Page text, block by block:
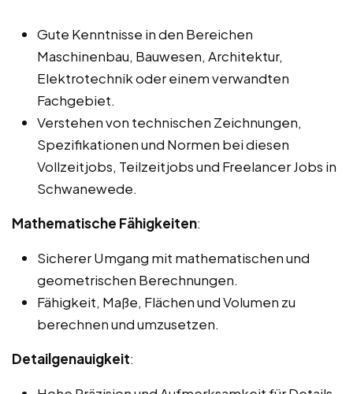
Gute Kenntnisse in den Bereichen
Maschinenbau, Bauwesen, Architektur,
Elektrotechnik oder einem verwandten
Fachgebiet.
Verstehen von technischen Zeichnungen,
Spezifikationen und Normen bei diesen
Vollzeitjobs, Teilzeitjobs und Freelancer Jobs in
Schwanewede.
Mathematische Fähigkeiten:
Sicherer Umgang mit mathematischen und
geometrischen Berechnungen.
Fähigkeit, Maße, Flächen und Volumen zu
berechnen und umzusetzen.
Detailgenauigkeit: